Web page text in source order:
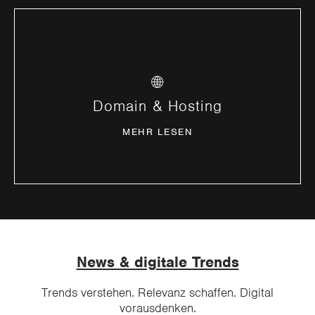
🌐
Domain & Hosting
MEHR LESEN
Professionelles, sicheres und skalierbares
Hosting für kleine bis High Traffic Webprojekte.
News & digitale Trends
Trends verstehen. Relevanz schaffen. Digital
vorausdenken.